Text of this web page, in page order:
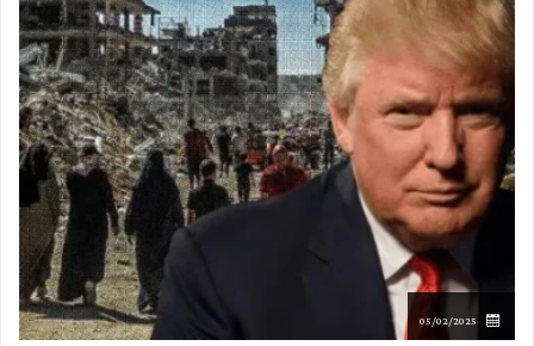
05/02/2025